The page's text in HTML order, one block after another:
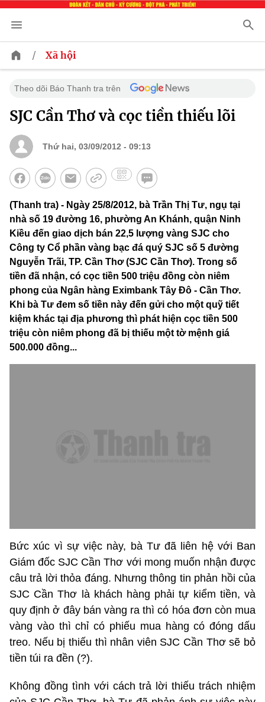
/ Xã hội
Theo dõi Báo Thanh tra trên
SJC Cần Thơ và cọc tiền thiếu lõi
Thứ hai, 03/09/2012 - 09:13
(Thanh tra) - Ngày 25/8/2012, bà Trần Thị Tư, ngụ tại
nhà số 19 đường 16, phường An Khánh, quận Ninh
Kiều đến giao dịch bán 22,5 lượng vàng SJC cho
Công ty Cổ phần vàng bạc đá quý SJC số 5 đường
Nguyễn Trãi, TP. Cần Thơ (SJC Cần Thơ). Trong số
tiền đã nhận, có cọc tiền 500 triệu đồng còn niêm
phong của Ngân hàng Eximbank Tây Đô - Cần Thơ.
Khi bà Tư đem số tiền này đến gửi cho một quỹ tiết
kiệm khác tại địa phương thì phát hiện cọc tiền 500
triệu còn niêm phong đã bị thiếu một tờ mệnh giá
500.000 đồng...
Bức xúc vì sự việc này, bà Tư đã liên hệ với Ban
Giám đốc SJC Cần Thơ với mong muốn nhận được
câu trả lời thỏa đáng. Nhưng thông tin phản hồi của
SJC Cần Thơ là khách hàng phải tự kiểm tiền, và
quy định ở đây bán vàng ra thì có hóa đơn còn mua
vàng vào thì chỉ có phiếu mua hàng có đóng dấu
treo. Nếu bị thiếu thì nhân viên SJC Cần Thơ sẽ bỏ
tiền túi ra đền (?).
Không đồng tình với cách trả lời thiếu trách nhiệm